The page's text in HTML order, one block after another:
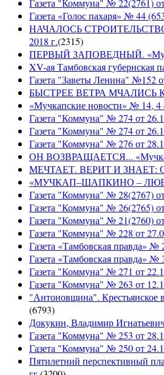
Газета "Коммуна" № 22(2761)
Газета «Голос пахаря» № 44
НАЧАЛОСЬ
2018 г.(2315)
ПЕРВЫЙ ЗАПОВЕДНЫЙ.
XV-ая Тамбовская губернская
Газета "Заветы Ленина" №152
БЫСТРЕЕ ВЕТРА МЧАЛИСЬ
«Мучкапские новости» №
Газета "Коммуна" № 274 от
Газета "Коммуна" № 274 от
Газета "Коммуна" № 276
ОН ВОЗВРАЩАЕТСЯ...
МЕЧТАЕТ. ВЕРИТ И ЗНАЕТ:
«МУЧКАП–ШАПКИНО – ЛЮБО»
Газета "Коммуна" № 28(2767)
Газета "Коммуна" № 26(2765)
Газета "Коммуна" № 21(2760)
Газета "Коммуна" № 228 от
Газета «Тамбовская правда» №
Газета «Тамбовская правда» №
Газета "Коммуна" № 271 от
Газета "Коммуна" № 263 от
"Антоновщина". Крестьянское
(6793)
Докукин, Владимир
Газета "Коммуна" № 253 от
Газета "Коммуна" № 250 от
Пятилетний перспективный